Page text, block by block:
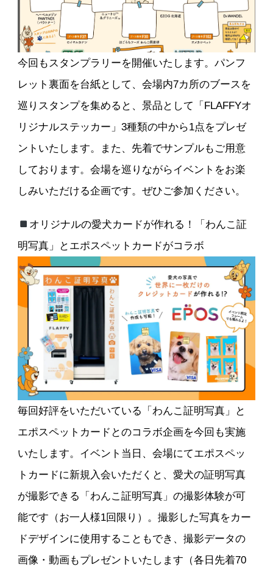
今回もスタンプラリーを開催いたします。パンフ
レット裏面を台紙として、会場内7カ所のブースを
巡りスタンプを集めると、景品として「FLAFFYオ
リジナルステッカー」3種類の中から1点をプレゼ
ントいたします。また、先着でサンプルもご用意
しております。会場を巡りながらイベントをお楽
しみいただける企画です。ぜひご参加ください。
オリジナルの愛犬カードが作れる！「わんこ証
明写真」とエポスペットカードがコラボ
毎回好評をいただいている「わんこ証明写真」と
エポスペットカードとのコラボ企画を今回も実施
いたします。イベント当日、会場にてエポスペッ
トカードに新規入会いただくと、愛犬の証明写真
が撮影できる「わんこ証明写真」の撮影体験が可
能です（お一人様1回限り）。撮影した写真をカー
ドデザインに使用することもでき、撮影データの
画像・動画もプレゼントいたします（各日先着70